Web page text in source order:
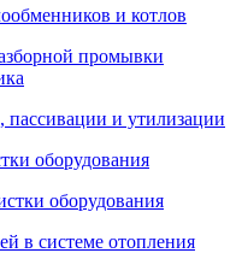
и котлов
промывки
пассивации и утилизации
оборудования
оборудования
в системе отопления